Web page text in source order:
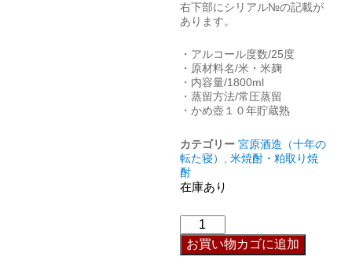
右下部にシリアル№の記載が
あります。
・アルコール度数/25度
・原材料名/米・米麹
・内容量/1800ml
・蒸留方法/常圧蒸留
・かめ壺１０年貯蔵熟
カテゴリー 宮原酒造（十年の
転た寝）
米焼酎・粕取り焼
酎
在庫あり
お買い物カゴに追加